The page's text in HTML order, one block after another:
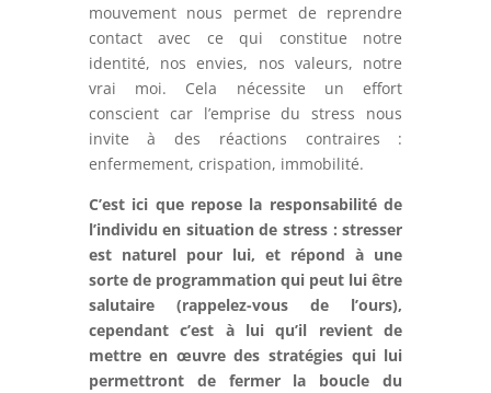
mouvement nous permet de reprendre
contact avec ce qui constitue notre
identité, nos envies, nos valeurs, notre
vrai moi. Cela nécessite un effort
conscient car l’emprise du stress nous
invite à des réactions contraires :
enfermement, crispation, immobilité.
C’est ici que repose la responsabilité de
l’individu en situation de stress : stresser
est naturel pour lui, et répond à une
sorte de programmation qui peut lui être
salutaire (rappelez-vous de l’ours),
cependant c’est à lui qu’il revient de
mettre en œuvre des stratégies qui lui
permettront de fermer la boucle du